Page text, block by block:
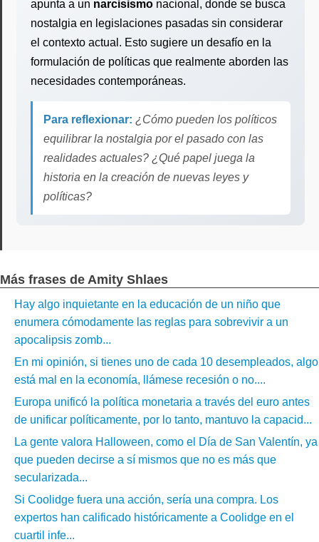
apunta a un narcisismo nacional, donde se busca
nostalgia en legislaciones pasadas sin considerar
el contexto actual. Esto sugiere un desafío en la
formulación de políticas que realmente aborden las
necesidades contemporáneas.
Para reflexionar: ¿Cómo pueden los políticos
equilibrar la nostalgia por el pasado con las
realidades actuales? ¿Qué papel juega la
historia en la creación de nuevas leyes y
políticas?
Más frases de Amity Shlaes
Hay algo inquietante en la educación de un niño que
enumera cómodamente las reglas para sobrevivir a un
apocalipsis zomb...
En mi opinión, si tienes uno de cada 10 desempleados, algo
está mal en la economía, llámese recesión o no....
Europa unificó la política monetaria a través del euro antes
de unificar políticamente, por lo tanto, mantuvo la capacid...
La gente valora Halloween, como el Día de San Valentín, ya
que pueden decirse a sí mismos que no es más que
secularizada...
Si Coolidge fuera una acción, sería una compra. Los
expertos han calificado históricamente a Coolidge en el
cuartil infe...